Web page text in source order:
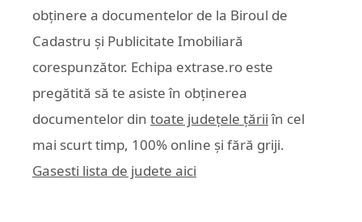
obținere a documentelor de la Biroul de
Cadastru și Publicitate Imobiliară
corespunzător. Echipa extrase.ro este
pregătită să te asiste în obținerea
documentelor din toate județele țării în cel
mai scurt timp, 100% online și fără griji.
Gasesti lista de judete aici